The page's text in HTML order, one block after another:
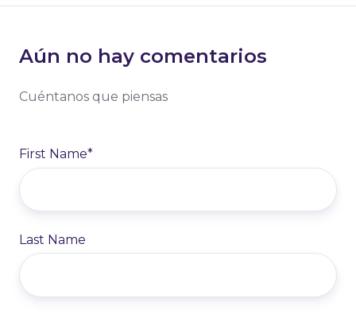
Aún no hay comentarios
Cuéntanos que piensas
First Name*
Last Name